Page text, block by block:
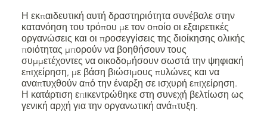
Η εκπαιδευτική αυτή δραστηριότητα συνέβαλε στην
κατανόηση του τρόπου με τον οποίο οι εξαιρετικές
οργανώσεις και οι προσεγγίσεις της διοίκησης ολικής
ποιότητας μπορούν να βοηθήσουν τους
συμμετέχοντες να οικοδομήσουν σωστά την ψηφιακή
επιχείρηση, με βάση βιώσιμους πυλώνες και να
αναπτυχθούν από την έναρξη σε ισχυρή επιχείρηση.
Η κατάρτιση επικεντρώθηκε στη συνεχή βελτίωση ως
γενική αρχή για την οργανωτική ανάπτυξη.